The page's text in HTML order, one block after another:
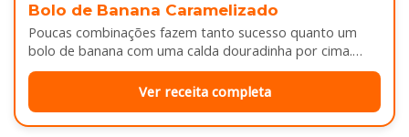
Bolo de Banana Caramelizado
Poucas combinações fazem tanto sucesso quanto um
bolo de banana com uma calda douradinha por cima.
Enquanto assa, aquele cheirinho…
Ver receita completa